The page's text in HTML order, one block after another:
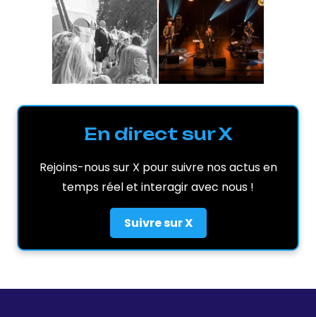
En direct sur X
Rejoins-nous sur X pour suivre nos actus en
temps réel et interagir avec nous !
Suivre sur X